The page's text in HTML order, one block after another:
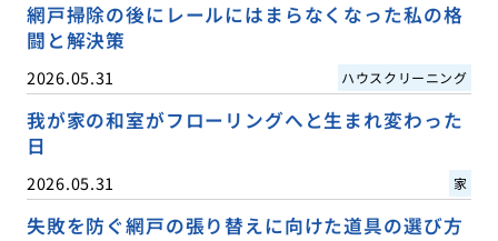
網戸掃除の後にレールにはまらなくなった私の格
闘と解決策
2026.05.31 ハウスクリーニング
我が家の和室がフローリングへと生まれ変わった
日
2026.05.31 家
失敗を防ぐ網戸の張り替えに向けた道具の選び方